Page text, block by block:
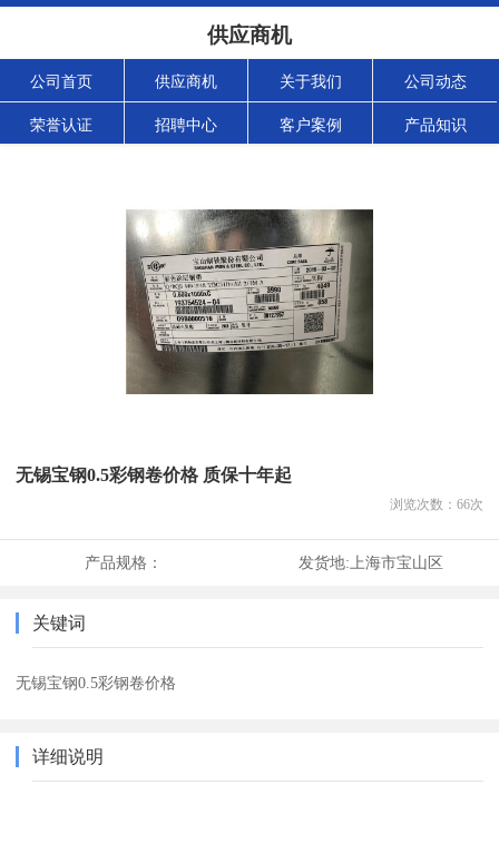
供应商机
公司首页 供应商机 关于我们 公司动态
荣誉认证 招聘中心 客户案例 产品知识
无锡宝钢0.5彩钢卷价格 质保十年起
浏览次数： 66次
产品规格： 发货地: 上海市宝山区
关键词
无锡宝钢0.5彩钢卷价格
详细说明